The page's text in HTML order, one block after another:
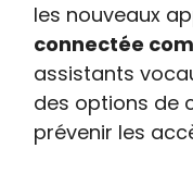
les nouveaux
connectée
assistants
des options de
prévenir les